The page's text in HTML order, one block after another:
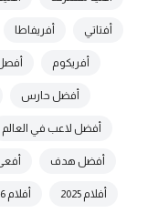
أفتاتي أفريفاطا
أفريكوم
أفضل حارس
أفضل لاعب في العالم
أفضل هدف
أفلام 2025 أفلام 2026